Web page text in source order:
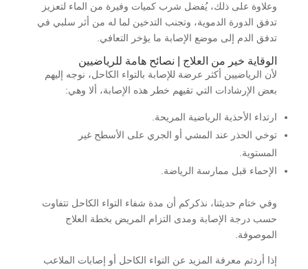
وعلاوة على ذلك، يُفضل شرب كميات وفيرة من الماء لتعزيز
تدفق الدورة الدموية، وتجنب التدخين لما له من أثر سلبي في
تدفق الدم إلى موضع الإصابة ما يؤخر التعافي.
الوقاية خير من العلاج | نصائح هامة للرياضيين
لأن الرياضيين أكثر عرضة للإصابة بالتواء الكاحل، نوجه إليهم
بعض الإرشادات التي تقيهم خطر هذه الإصابة، ألا وهي:
ارتداء الأحذية الرياضية المريحة.
توخي الحذر عند المشي أو الجري على الأسطح غير
المستوية.
الإحماء قبل ممارسة الرياضة.
وفي ختام حديثنا، نذكركم أن مدة شفاء التواء الكاحل تتفاوت
حسب درجة الإصابة ومدى التزام المريض بخطة العلاج
الموصوفة.
إذا أردتم معرفة المزيد عن التواء الكاحل أو إصابات الملاعب